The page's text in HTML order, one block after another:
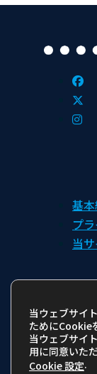
基
プ
当
当ウェブサイ
ためにCookie
当ウェブサイ
用に同意いた
Cookie 設定.